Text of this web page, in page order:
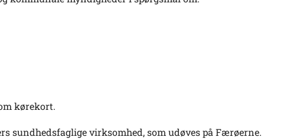
kørekort.
sundhedsfaglige virksomhed, som udøves på Færøerne.